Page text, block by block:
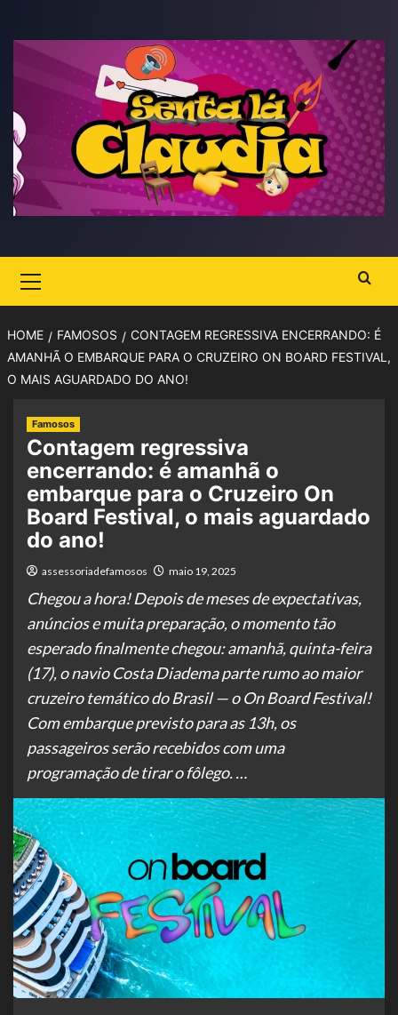
Menu
HOME FAMOSOS
CONTAGEM REGRESSIVA ENCERRANDO: É
AMANHÃ O EMBARQUE PARA O CRUZEIRO ON BOARD FESTIVAL,
O MAIS AGUARDADO DO ANO!
Famosos
Contagem regressiva
encerrando: é amanhã o
embarque para o Cruzeiro On
Board Festival, o mais aguardado
do ano!
assessoriadefamosos maio 19, 2025
Chegou a hora! Depois de meses de expectativas,
anúncios e muita preparação, o momento tão
esperado finalmente chegou: amanhã, quinta-feira
(17), o navio Costa Diadema parte rumo ao maior
cruzeiro temático do Brasil — o On Board Festival!
Com embarque previsto para as 13h, os
passageiros serão recebidos com uma
programação de tirar o fôlego. …